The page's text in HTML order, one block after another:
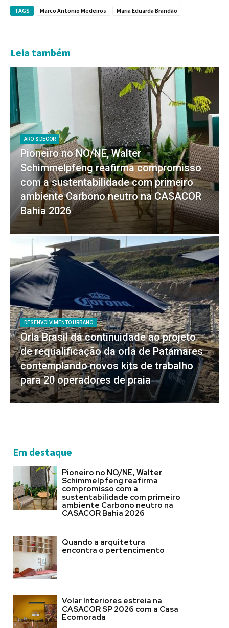
TAGS Marco Antonio Medeiros Maria Eduarda Brandão
Leia também
ARQ & DECOR
Pioneiro no NO/NE, Walter
Schimmelpfeng reafirma compromisso
com a sustentabilidade com primeiro
ambiente Carbono neutro na CASACOR
Bahia 2026
DESENVOLVIMENTO URBANO
Orla Brasil dá continuidade ao projeto
de requalificação da orla de Patamares
contemplando novos kits de trabalho
para 20 operadores de praia
Em destaque
Pioneiro no NO/NE, Walter
Schimmelpfeng reafirma
compromisso com a
sustentabilidade com primeiro
ambiente Carbono neutro na
CASACOR Bahia 2026
Quando a arquitetura
encontra o pertencimento
Volar Interiores estreia na
CASACOR SP 2026 com a Casa
Ecomorada